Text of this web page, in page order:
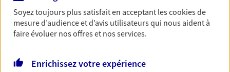
Découvrir l'offre Garantie Accidents de la Vie
OBTENIR UN TARIF EN LIGNE
Soyez toujours plus satisfait en acceptant lescookiesde
mesure d’audience et d’avis utilisateurs qui nous aident à
faire évoluer nos offres et nos services.
Enrichissez votre expérience